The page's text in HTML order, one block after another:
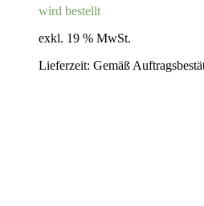
wird bestellt
exkl. 19 % MwSt.
Lieferzeit: Gemäß